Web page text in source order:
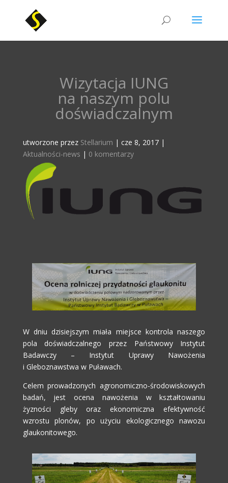
Wizytacja IUNG
na naszym polu
doświadczalnym
utworzone przez Stellarium | cze 8, 2017|
Aktualności-news | 0 komentarzy
W dniu dzisiejszym miała miejsce kontrola naszego
pola doświadczalnego przez Państwowy Instytut
Badawczy – Instytut Uprawy Nawożenia
i Gleboznawstwa w Puławach.
Celem prowadzonych agronomiczno-środowiskowych
badań, jest ocena nawożenia w kształtowaniu
żyzności gleby oraz ekonomiczna efektywność
wzrostu plonów, po użyciu ekologicznego nawozu
glaukonitowego.